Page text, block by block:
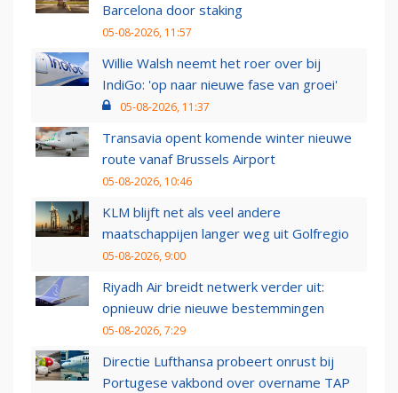
Barcelona door staking
05-08-2026, 11:57
Willie Walsh neemt het roer over bij
IndiGo: 'op naar nieuwe fase van groei'
05-08-2026, 11:37
Transavia opent komende winter nieuwe
route vanaf Brussels Airport
05-08-2026, 10:46
KLM blijft net als veel andere
maatschappijen langer weg uit Golfregio
05-08-2026, 9:00
Riyadh Air breidt netwerk verder uit:
opnieuw drie nieuwe bestemmingen
05-08-2026, 7:29
Directie Lufthansa probeert onrust bij
Portugese vakbond over overname TAP